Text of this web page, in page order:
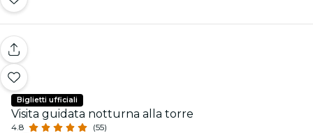
Biglietti ufficiali
Visita guidata notturna alla torre
4.8 (55)